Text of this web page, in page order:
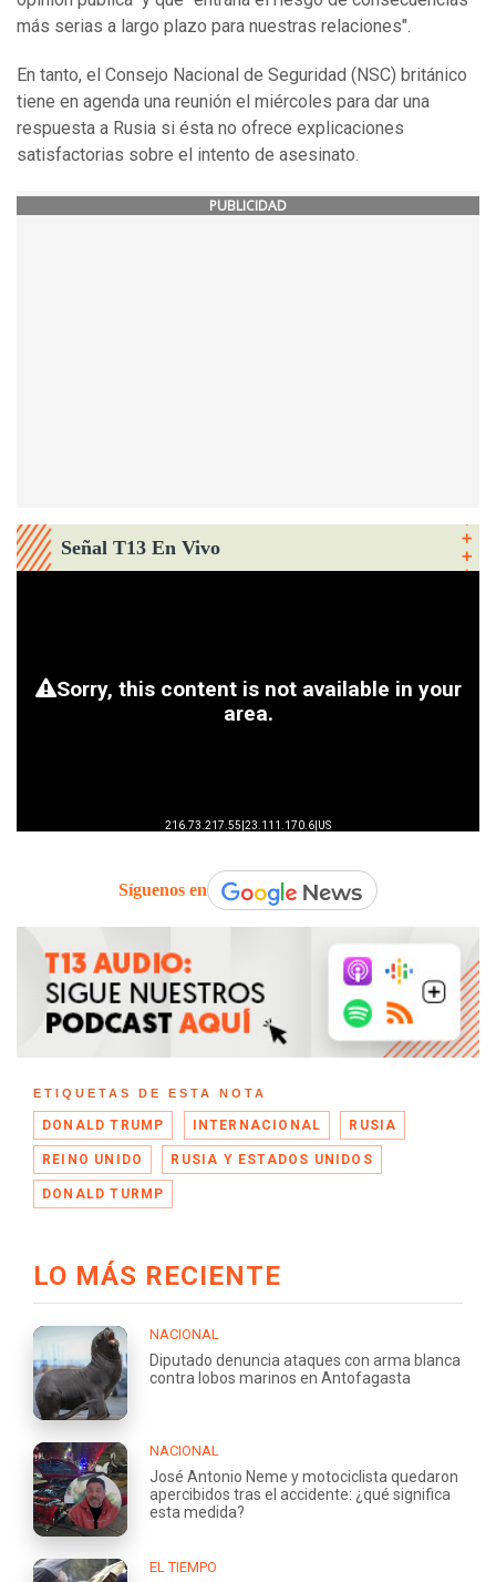
más serias a largo plazo para nuestras relaciones".
En tanto, el Consejo Nacional de Seguridad (NSC) británico
tiene en agenda una reunión el miércoles para dar una
respuesta a Rusia si ésta no ofrece explicaciones
satisfactorias sobre el intento de asesinato.
PUBLICIDAD
Señal T13 En Vivo
Síguenos en
ETIQUETAS DE ESTA NOTA
DONALD TRUMP INTERNACIONAL RUSIA
REINO UNIDO RUSIA Y ESTADOS UNIDOS
DONALD TURMP
LO MÁS RECIENTE
NACIONAL
Diputado denuncia ataques con arma blanca
contra lobos marinos en Antofagasta
NACIONAL
José Antonio Neme y motociclista quedaron
apercibidos tras el accidente: ¿qué significa
esta medida?
EL TIEMPO